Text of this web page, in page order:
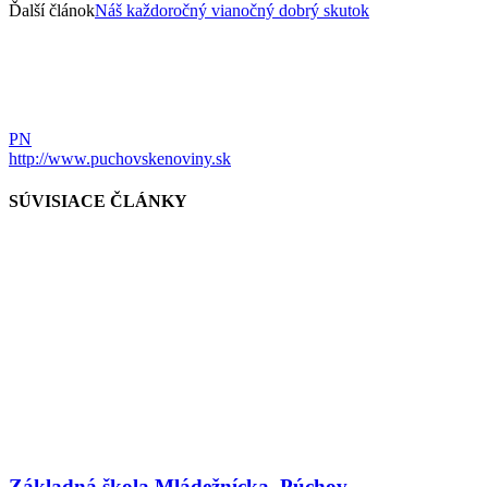
Ďalší článokNáš každoročný vianočný dobrý skutok
PN
http://www.puchovskenoviny.sk
SÚVISIACE ČLÁNKY